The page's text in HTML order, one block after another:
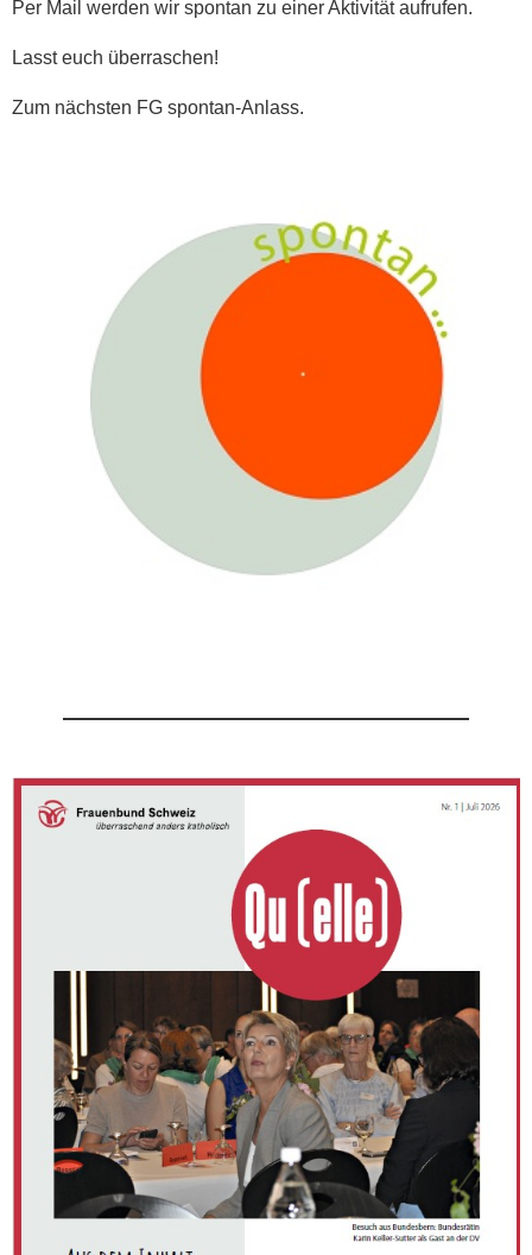
Per Mail werden wir spontan zu einer Aktivität aufrufen.
Lasst euch überraschen!
Zum nächsten FG spontan-Anlass.